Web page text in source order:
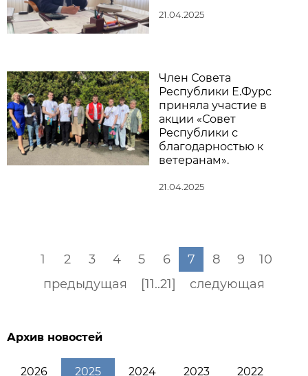
21.04.2025
Член Совета
Республики Е.Фурс
приняла участие в
акции «Совет
Республики с
благодарностью к
ветеранам».
21.04.2025
предыдущая
1 2 3 4 5 6 7 8 9
10
[11..21]
следующая
Архив новостей
2026 2025 2024 2023 2022